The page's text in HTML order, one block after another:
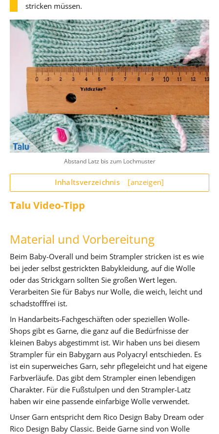
stricken müssen.
Abstand Latz bis zum Lochmuster
Inhaltsverzeichnis [anzeigen]
Talu Video-Tipp
Material und Vorbereitung
Beim Baby-Overall und beim Strampler stricken ist es wie
bei jeder selbst gestrickten Babykleidung, auf die Wolle
oder das Strickgarn sollten Sie großen Wert legen.
Verarbeiten Sie für Babys nur Wolle, die weich, leicht und
schadstofffrei ist.
In Handarbeits-Fachgeschäften oder speziellen Wolle-
Shops gibt es Garne, die ganz auf die Bedürfnisse der
kleinen Babys abgestimmt ist. Wir haben uns bei diesem
Strampler für ein Babygarn aus Polyacryl entschieden. Es
ist ein superweiches Garn, sehr pflegeleicht und hat eigene
Farbverläufe. Das gibt dem Strampler einen lebendigen
Charakter. Für die Fußstulpen und den Strampler-Latz
haben wir eine passende einfarbige Wolle verwendet.
Unser Garn entspricht dem Rico Design Baby Dream oder
Rico Design Baby Classic. Beide Garne sind von Wolle